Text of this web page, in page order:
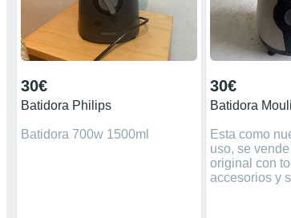
30€
Batidora Philips
Batidora 700w 1500ml
30€
Batidora
Esta como
uso, se
original con
accesorios y